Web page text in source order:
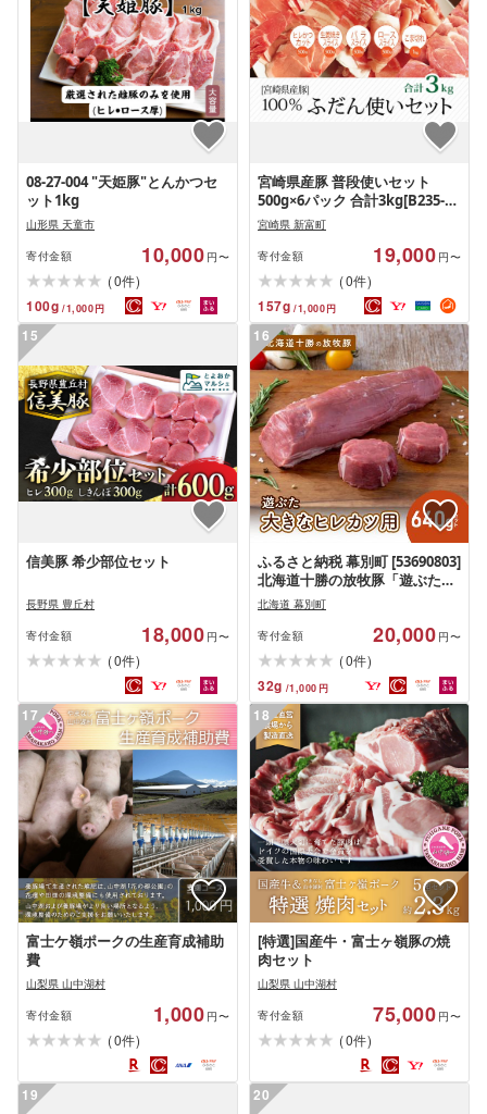
08-27-004 "天姫豚"とんかつセ
ット1kg
山形県 天童市
寄付金額 10,000 円〜
(0件)
100g /1,000円
宮崎県産豚 普段使いセット
500g×6パック 合計3kg[B235-
60]
宮崎県 新富町
寄付金額 19,000 円〜
(0件)
157g /1,000円
15
信美豚 希少部位セット
長野県 豊丘村
寄付金額 18,000 円〜
(0件)
16
ふるさと納税 幕別町 [53690803]
北海道十勝の放牧豚「遊ぶた」
大きなヒレカツ用640gセット
北海道 幕別町
寄付金額 20,000 円〜
(0件)
32g /1,000 円
17
富士ケ嶺ポークの生産育成補助
費
山梨県 山中湖村
寄付金額 1,000 円〜
(0件)
18
[特選]国産牛・富士ヶ嶺豚の焼
肉セット
山梨県 山中湖村
寄付金額 75,000 円〜
(0件)
19 20